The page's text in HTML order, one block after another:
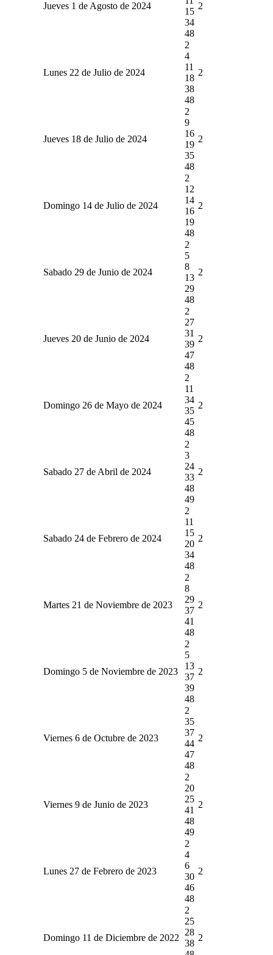
Jueves 1 de Agosto de 2024
15
34
48
2
Lunes 22 de Julio de 2024
2
4
11
18
38
48
2
Jueves 18 de Julio de 2024
2
9
16
19
35
48
2
Domingo 14 de Julio de 2024
2
12
14
16
19
48
2
Sabado 29 de Junio de 2024
2
5
8
13
29
48
2
Jueves 20 de Junio de 2024
2
27
31
39
47
48
2
Domingo 26 de Mayo de 2024
2
11
34
35
45
48
2
Sabado 27 de Abril de 2024
2
3
24
33
48
49
2
Sabado 24 de Febrero de 2024
2
11
15
20
34
48
2
Martes 21 de Noviembre de 2023
2
8
29
37
41
48
2
Domingo 5 de Noviembre de 2023
2
5
13
37
39
48
2
Viernes 6 de Octubre de 2023
2
35
37
44
47
48
2
Viernes 9 de Junio de 2023
2
20
25
41
48
49
2
Lunes 27 de Febrero de 2023
2
4
6
30
46
48
2
Domingo 11 de Diciembre de 2022
2
25
28
38
2